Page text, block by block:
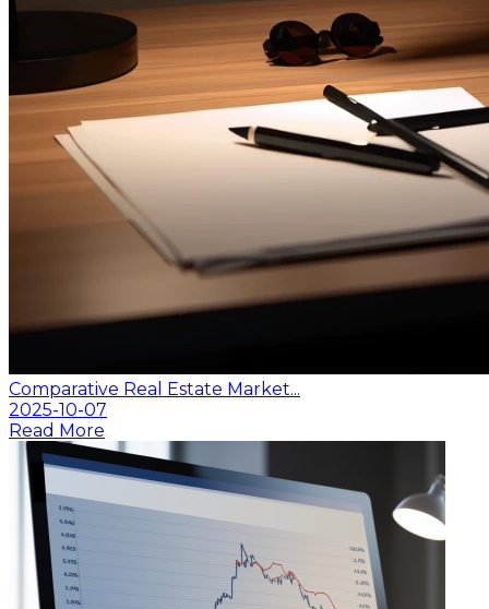
Comparative Real Estate Market...
2025-10-07
Read More